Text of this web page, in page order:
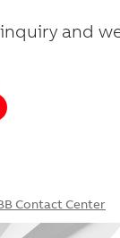
and
Contact Center